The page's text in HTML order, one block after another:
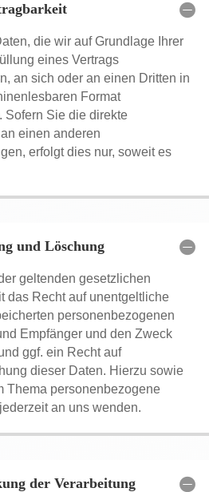
die wir auf Grundlage Ihrer
eines Vertrags
an sich oder an einen Dritten in
Format
Sofern Sie die direkte
einen anderen
erfolgt dies nur, soweit es
und Löschung
geltenden gesetzlichen
das Recht auf unentgeltliche
personenbezogenen
Empfänger und den Zweck
ggf. ein Recht auf
dieser Daten. Hierzu sowie
Thema personenbezogene
an uns wenden.
der Verarbeitung